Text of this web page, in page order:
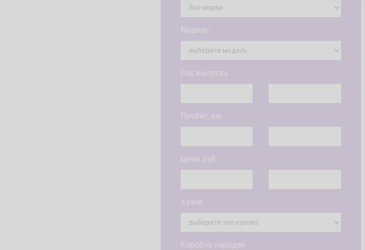
Модель
Год выпуска
...
Пробег, км.
...
Цена, руб.
...
Кузов
Коробка передач